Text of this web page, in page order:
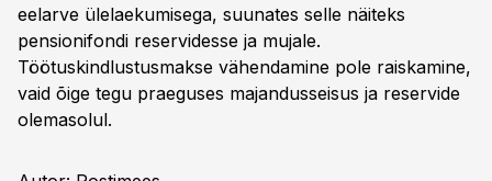
eelarve ülelaekumisega, suunates selle näiteks
pensionifondi reservidesse ja mujale.
Töötuskindlustusmakse vähendamine pole raiskamine,
vaid õige tegu praeguses majandusseisus ja reservide
olemasolul.